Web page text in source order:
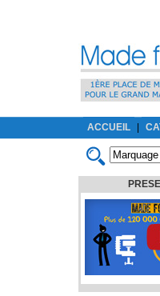
ACCUEIL